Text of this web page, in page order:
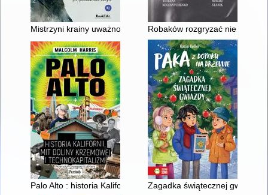
Mistrzyni krainy uważności : opowieść o kobiecie, która
Robaków rozgryzać nie wolno
Palo Alto : historia Kalifornii, mit Doliny Krzemowej i
Zagadka świątecznej gwiazdy